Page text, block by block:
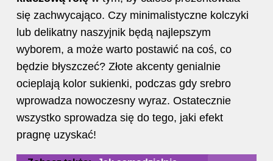
się zachwycająco. Czy minimalistyczne kolczyki
lub delikatny naszyjnik będą najlepszym
wyborem, a może warto postawić na coś, co
będzie błyszczeć? Złote akcenty genialnie
ocieplają kolor sukienki, podczas gdy srebro
wprowadza nowoczesny wyraz. Ostatecznie
wszystko sprowadza się do tego, jaki efekt
pragnę uzyskać!